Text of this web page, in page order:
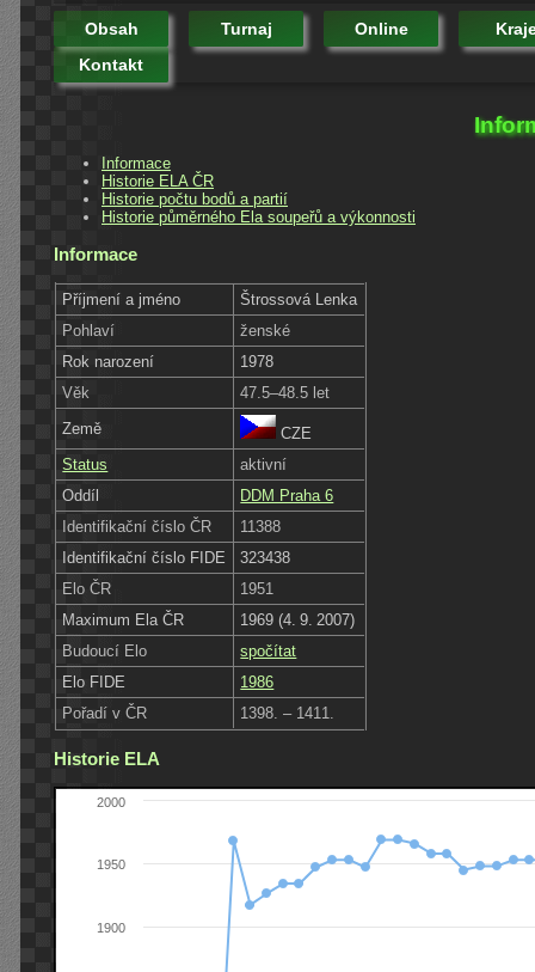
Obsah Turnaj Online
Kontakt
Informace
Historie ELA ČR
Historie počtu bodů a partií
Historie půměrného Ela soupeřů a výkonnosti
Informace
Příjmení a jméno
Štrossová Lenka
Pohlaví
ženské
Rok narození
1978
Věk
47.5–48.5 let
Země
CZE
Status
aktivní
Oddíl
DDM Praha 6
Identifikační číslo ČR
11388
Identifikační číslo FIDE
323438
Elo ČR
1951
Maximum Ela ČR
1969 (4. 9. 2007)
Budoucí Elo
spočítat
Elo FIDE
1986
Pořadí v ČR
1398. – 1411.
Historie ELA
1900
1950
2000